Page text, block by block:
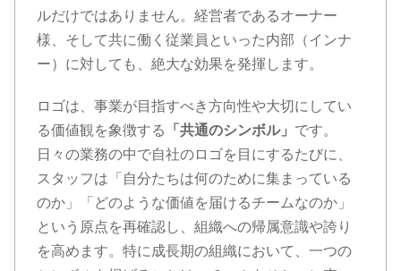
ルだけではありません。経営者であるオーナー
様、そして共に働く従業員といった内部（インナ
ー）に対しても、絶大な効果を発揮します。
ロゴは、事業が目指すべき方向性や大切にしてい
る価値観を象徴する
「共通のシンボル」 です。
日々の業務の中で自社のロゴを目にするたびに、
スタッフは「自分たちは何のために集まっている
のか」「どのような価値を届けるチームなのか」
という原点を再確認し、組織への帰属意識や誇り
を高めます。特に成長期の組織において、一つの